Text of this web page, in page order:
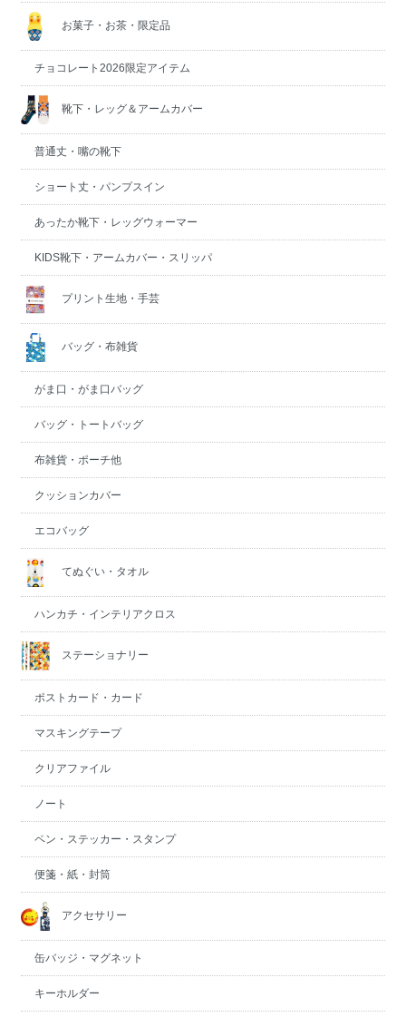
お菓子・お茶・限定品
チョコレート2026限定アイテム
靴下・レッグ＆アームカバー
普通丈・嘴の靴下
ショート丈・パンプスイン
あったか靴下・レッグウォーマー
KIDS靴下・アームカバー・スリッパ
プリント生地・手芸
バッグ・布雑貨
がま口・がま口バッグ
バッグ・トートバッグ
布雑貨・ポーチ他
クッションカバー
エコバッグ
てぬぐい・タオル
ハンカチ・インテリアクロス
ステーショナリー
ポストカード・カード
マスキングテープ
クリアファイル
ノート
ペン・ステッカー・スタンプ
便箋・紙・封筒
アクセサリー
缶バッジ・マグネット
キーホルダー